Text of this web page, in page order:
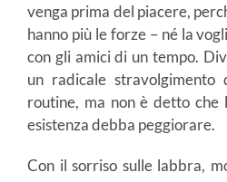
venga prima del piacere,
hanno più le forze – né la
con gli amici di un tempo.
un radicale stravolgimento
routine, ma non è detto che
esistenza debba peggiorare.
Con il sorriso sulle labbra,